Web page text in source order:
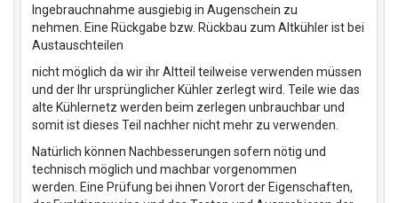
Ingebrauchnahme ausgiebig in Augenschein zu
nehmen. Eine Rückgabe bzw. Rückbau zum Altkühler ist bei
Austauschteilen
nicht möglich da wir ihr Altteil teilweise verwenden müssen
und der Ihr ursprünglicher Kühler zerlegt wird. Teile wie das
alte Kühlernetz werden beim zerlegen unbrauchbar und
somit ist dieses Teil nachher nicht mehr zu verwenden.
Natürlich können Nachbesserungen sofern nötig und
technisch möglich und machbar vorgenommen
werden. Eine Prüfung bei ihnen Vorort der Eigenschaften,